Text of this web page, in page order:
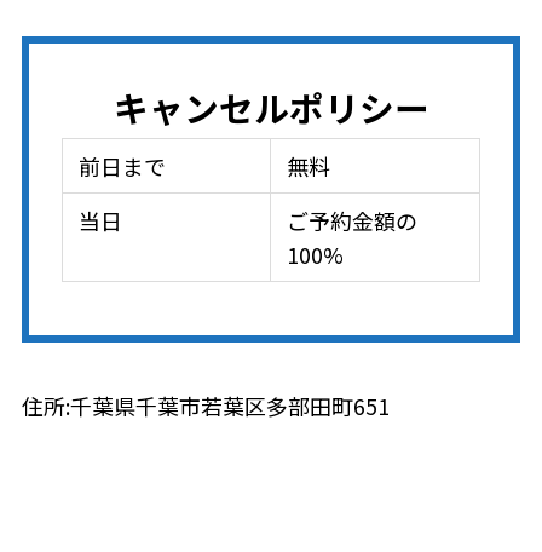
キャンセルポリシー
前日まで
無料
当日
ご予約金額の
100%
住所:千葉県千葉市若葉区多部田町651